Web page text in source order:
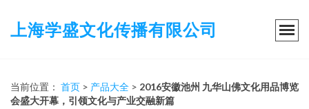
上海学盛文化传播有限公司
当前位置： 首页 > 产品大全 > 2016安徽池州 九华山佛文化用品博览
会盛大开幕，引领文化与产业交融新篇